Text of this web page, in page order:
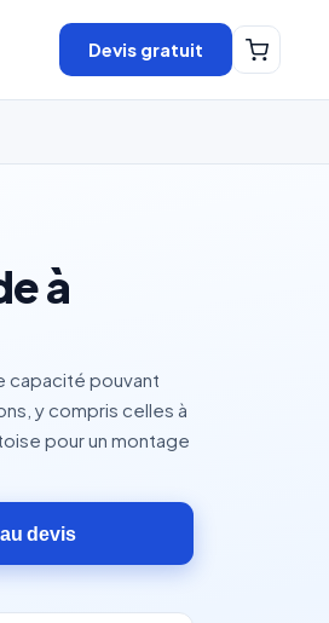
Devis gratuit
à
capacité pouvant
y compris celles à
pour un montage
devis